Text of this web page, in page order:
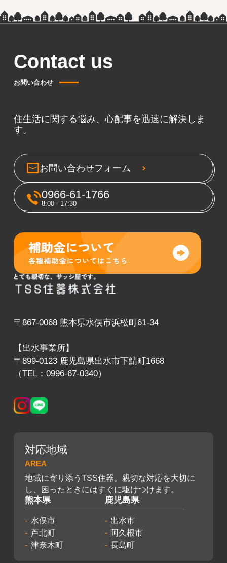
Contact us
お問い合わせ
住生活に関する悩み、心配事を迅速に解決しま
す。
お問い合わせフォーム
0966-61-1766
8:00 - 17:30
〒867-0068 熊本県水俣市浜松町61-34
【出水事業所】
〒899-0123 鹿児島県出水市下鯖町1668
（TEL：0996-67-0340）
対応地域
AREA
地域に寄り添うTSS住器。親切な対応を大切に
し、困ったときにはすぐに駆けつけます。
熊本県
水俣市
芦北町
津奈木町
鹿児島県
出水市
阿久根市
長島町